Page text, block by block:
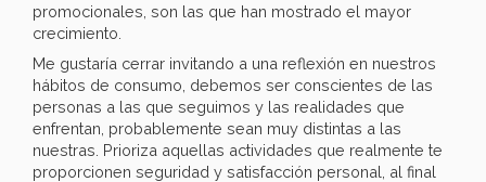
promocionales, son las que han mostrado el mayor
crecimiento.
Me gustaría cerrar invitando a una reflexión en nuestros
hábitos de consumo, debemos ser conscientes de las
personas a las que seguimos y las realidades que
enfrentan, probablemente sean muy distintas a las
nuestras. Prioriza aquellas actividades que realmente te
proporcionen seguridad y satisfacción personal, al final